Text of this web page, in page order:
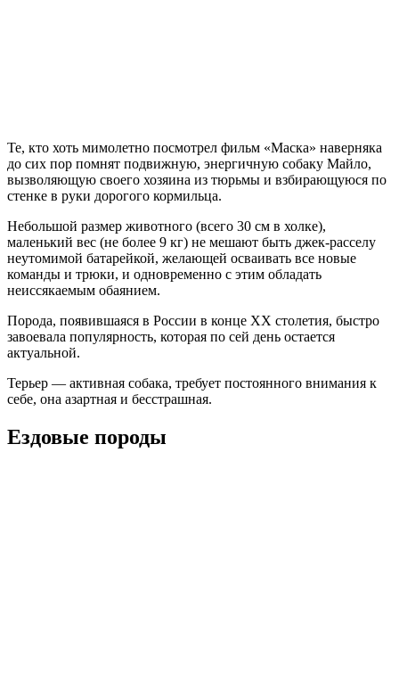
Те, кто хоть мимолетно посмотрел фильм «Маска» наверняка
до сих пор помнят подвижную, энергичную собаку Майло,
вызволяющую своего хозяина из тюрьмы и взбирающуюся по
стенке в руки дорогого кормильца.
Небольшой размер животного (всего 30 см в холке),
маленький вес (не более 9 кг) не мешают быть джек-расселу
неутомимой батарейкой, желающей осваивать все новые
команды и трюки, и одновременно с этим обладать
неиссякаемым обаянием.
Порода, появившаяся в России в конце XX столетия, быстро
завоевала популярность, которая по сей день остается
актуальной.
Терьер — активная собака, требует постоянного внимания к
себе, она азартная и бесстрашная.
Ездовые породы